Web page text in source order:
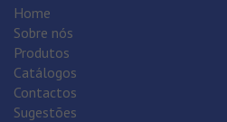
Home
Sobre nós
Produtos
Catálogos
Contactos
Sugestões